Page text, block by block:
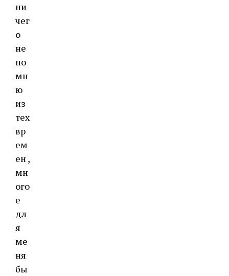
ни
чег
о
не
по
мн
ю
из
тех
вр
ем
ен ,
мн
ого
е
дл
я
ме
ня
бы